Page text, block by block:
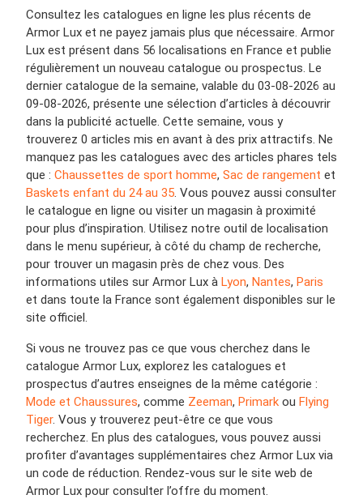
Consultez les catalogues en ligne les plus récents de
Armor Lux et ne payez jamais plus que nécessaire. Armor
Lux est présent dans 56 localisations en France et publie
régulièrement un nouveau catalogue ou prospectus. Le
dernier catalogue de la semaine, valable du 03-08-2026 au
09-08-2026, présente une sélection d’articles à découvrir
dans la publicité actuelle. Cette semaine, vous y
trouverez 0 articles mis en avant à des prix attractifs. Ne
manquez pas les catalogues avec des articles phares tels
que : Chaussettes de sport homme, Sac de rangement et
Baskets enfant du 24 au 35. Vous pouvez aussi consulter
le catalogue en ligne ou visiter un magasin à proximité
pour plus d’inspiration. Utilisez notre outil de localisation
dans le menu supérieur, à côté du champ de recherche,
pour trouver un magasin près de chez vous. Des
informations utiles sur Armor Lux à Lyon, Nantes, Paris
et dans toute la France sont également disponibles sur le
site officiel.
Si vous ne trouvez pas ce que vous cherchez dans le
catalogue Armor Lux, explorez les catalogues et
prospectus d’autres enseignes de la même catégorie :
Mode et Chaussures, comme Zeeman, Primark ou Flying
Tiger. Vous y trouverez peut-être ce que vous
recherchez. En plus des catalogues, vous pouvez aussi
profiter d’avantages supplémentaires chez Armor Lux via
un code de réduction. Rendez-vous sur le site web de
Armor Lux pour consulter l’offre du moment.